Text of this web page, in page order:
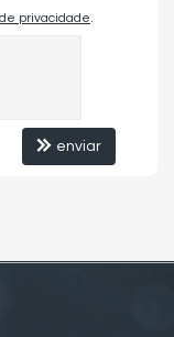
privacidade
enviar